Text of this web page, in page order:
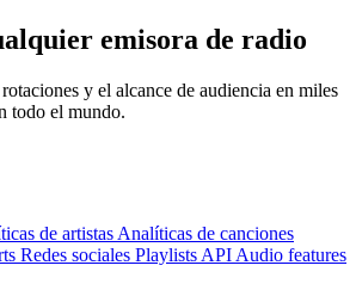
emisora de radio
y el alcance de audiencia en miles
todo el mundo.
de artistas Analíticas de canciones
Redes sociales Playlists API Audio features